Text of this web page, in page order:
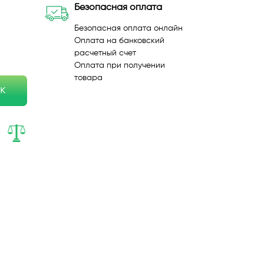
Безопасная оплата
Безопасная оплата онлайн
Оплата на банковский
расчетный счет
Оплата при получении
товара